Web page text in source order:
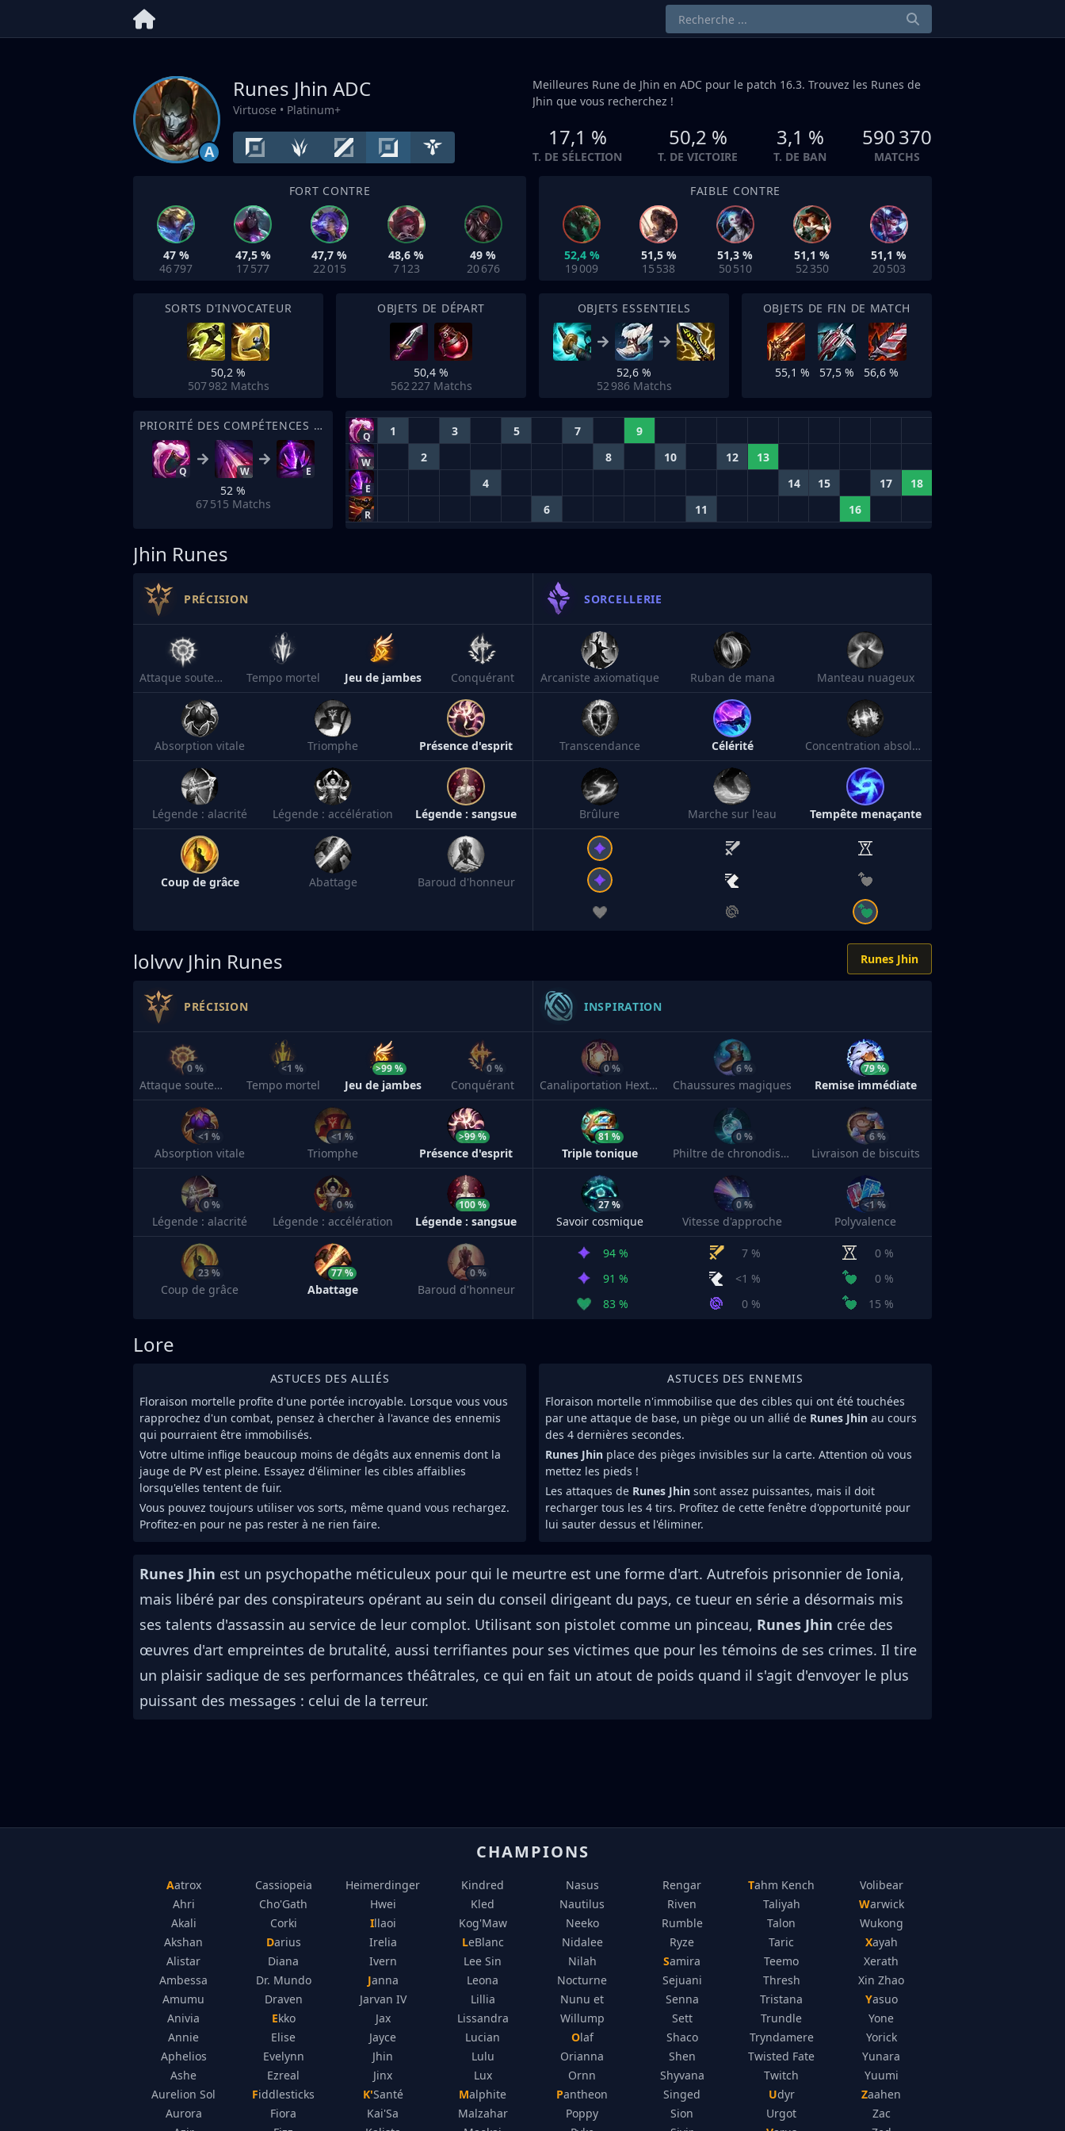
A
Runes Jhin ADC
Virtuose • Platinum+
Meilleures Rune de Jhin en ADC pour le patch 16.3. Trouvez les Runes de
Jhin que vous recherchez !
17,1 %
T. DE SÉLECTION
50,2 %
T. DE VICTOIRE
3,1 %
T. DE BAN
590 370
MATCHS
FORT CONTRE
47 %
46 797
47,5 %
17 577
47,7 %
22 015
48,6 %
7 123
49 %
20 676
FAIBLE CONTRE
52,4 %
19 009
51,5 %
15 538
51,3 %
50 510
51,1 %
52 350
51,1 %
20 503
SORTS D'INVOCATEUR
50,2 %
507 982 Matchs
OBJETS DE DÉPART
50,4 %
562 227 Matchs
OBJETS ESSENTIELS
52,6 %
52 986 Matchs
OBJETS DE FIN DE MATCH
55,1 % 57,5 % 56,6 %
PRIORITÉ DES COMPÉTENCES DE SORT
Q W E
52 %
67 515 Matchs
Q 1 3 5 7 9
W 2 8 10 12 13
E 4 14 15 17 18
R 6 11 16
Jhin Runes
PRÉCISION
Attaque soutenue Tempo mortel Jeu de jambes Conquérant
Absorption vitale Triomphe Présence d'esprit
Légende : alacrité Légende : accélération Légende : sangsue
Coup de grâce Abattage Baroud d'honneur
SORCELLERIE
Arcaniste axiomatique Ruban de mana Manteau nuageux
Transcendance Célérité Concentration absolue
Brûlure Marche sur l'eau Tempête menaçante
lolvvv Jhin Runes Runes Jhin
PRÉCISION
0 %
Attaque soutenue
<1 %
Tempo mortel
>99 %
Jeu de jambes
0 %
Conquérant
<1 %
Absorption vitale
<1 %
Triomphe
>99 %
Présence d'esprit
0 %
Légende : alacrité
0 %
Légende : accélération
100 %
Légende : sangsue
23 %
Coup de grâce
77 %
Abattage
0 %
Baroud d'honneur
INSPIRATION
0 %
Canaliportation Hextech
6 %
Chaussures magiques
79 %
Remise immédiate
81 %
Triple tonique
0 %
Philtre de chronodistorsion
6 %
Livraison de biscuits
27 %
Savoir cosmique
0 %
Vitesse d'approche
<1 %
Polyvalence
94 % 7 %
0 %
91 %
<1 %
0 %
83 %
0 % 15 %
Lore
ASTUCES DES ALLIÉS
Floraison mortelle profite d'une portée incroyable. Lorsque vous vous
rapprochez d'un combat, pensez à chercher à l'avance des ennemis
qui pourraient être immobilisés.
Votre ultime inflige beaucoup moins de dégâts aux ennemis dont la
jauge de PV est pleine. Essayez d'éliminer les cibles affaiblies
lorsqu'elles tentent de fuir.
Vous pouvez toujours utiliser vos sorts, même quand vous rechargez.
Profitez-en pour ne pas rester à ne rien faire.
ASTUCES DES ENNEMIS
Floraison mortelle n'immobilise que des cibles qui ont été touchées
par une attaque de base, un piège ou un allié de Runes Jhin au cours
des 4 dernières secondes.
Runes Jhin place des pièges invisibles sur la carte. Attention où vous
mettez les pieds !
Les attaques de Runes Jhin sont assez puissantes, mais il doit
recharger tous les 4 tirs. Profitez de cette fenêtre d'opportunité pour
lui sauter dessus et l'éliminer.
Runes Jhin est un psychopathe méticuleux pour qui le meurtre est une forme d'art. Autrefois prisonnier de Ionia,
mais libéré par des conspirateurs opérant au sein du conseil dirigeant du pays, ce tueur en série a désormais mis
ses talents d'assassin au service de leur complot. Utilisant son pistolet comme un pinceau, Runes Jhin crée des
œuvres d'art empreintes de brutalité, aussi terrifiantes pour ses victimes que pour les témoins de ses crimes. Il tire
un plaisir sadique de ses performances théâtrales, ce qui en fait un atout de poids quand il s'agit d'envoyer le plus
puissant des messages : celui de la terreur.
CHAMPIONS
Aatrox
Ahri
Akali
Akshan
Alistar
Ambessa
Amumu
Anivia
Annie
Aphelios
Ashe
Aurelion Sol
Aurora
Cassiopeia
Cho'Gath
Corki
Darius
Diana
Dr. Mundo
Draven
Ekko
Elise
Evelynn
Ezreal
Fiddlesticks
Fiora
Heimerdinger
Hwei
Illaoi
Irelia
Ivern
Janna
Jarvan IV
Jax
Jayce
Jhin
Jinx
K'Santé
Kai'Sa
Kindred
Kled
Kog'Maw
LeBlanc
Lee Sin
Leona
Lillia
Lissandra
Lucian
Lulu
Lux
Malphite
Malzahar
Nasus
Nautilus
Neeko
Nidalee
Nilah
Nocturne
Nunu et
Willump
Olaf
Orianna
Ornn
Pantheon
Poppy
Rengar
Riven
Rumble
Ryze
Samira
Sejuani
Senna
Sett
Shaco
Shen
Shyvana
Singed
Sion
Tahm Kench
Taliyah
Talon
Taric
Teemo
Thresh
Tristana
Trundle
Tryndamere
Twisted Fate
Twitch
Udyr
Urgot
Volibear
Warwick
Wukong
Xayah
Xerath
Xin Zhao
Yasuo
Yone
Yorick
Yunara
Yuumi
Zaahen
Zac